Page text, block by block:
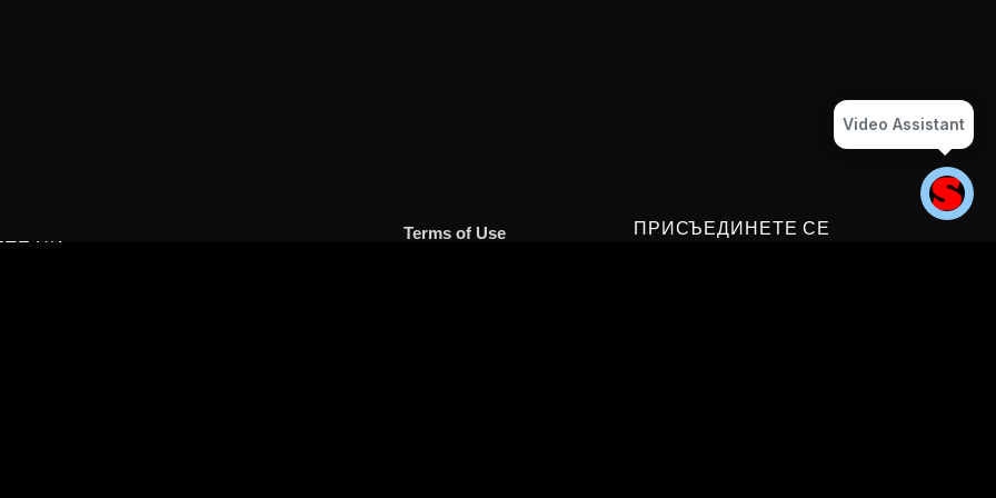
НИ
Terms of Use ПРИСЪЕДИНЕТЕ СЕ
Video Assistant